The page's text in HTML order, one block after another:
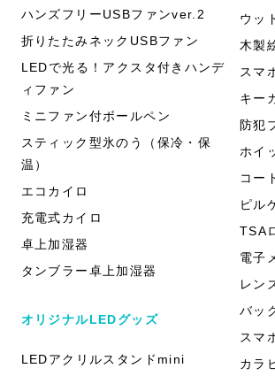
ハンズフリーUSBファンver.2
折りたたみネックUSBファン
LEDで光る！アクスタ付きハンデ
ィファン
ミニファン付ボールペン
スティック型氷のう（保冷・保
温）
エコカイロ
充電式カイロ
卓上加湿器
タンブラー卓上加湿器
オリジナルLEDグッズ
LEDアクリルスタンドmini
ウッ
木製
スマ
キー
防犯
ホイ
コー
ピル
TSA
電子
レン
バッ
スマ
カラ